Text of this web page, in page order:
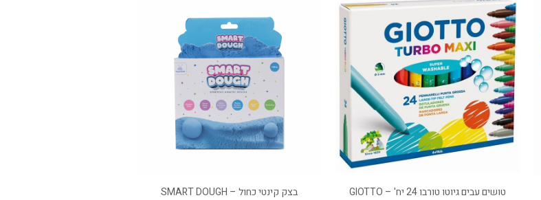
טושים עבים גיוטו טורבו 24 יח' – GIOTTO בצק קינטי כחול – SMART DOUGH